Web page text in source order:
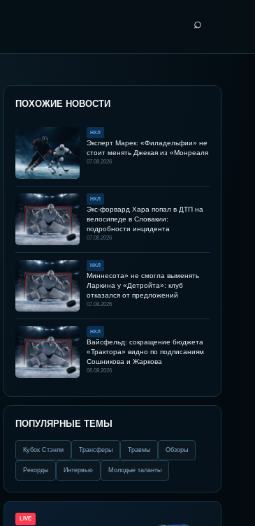
⌕
ПОХОЖИЕ НОВОСТИ
НХЛ
Эксперт Марек: «Филадельфии» не
стоит менять Джекая из «Монреаля
07.08.2026
НХЛ
Экс-форвард Хара попал в ДТП на
велосипеде в Словакии:
подробности инцидента
07.08.2026
НХЛ
Миннесота» не смогла выменять
Ларкина у «Детройта»: клуб
отказался от предложений
07.08.2026
НХЛ
Вайсфельд: сокращение бюджета
«Трактора» видно по подписаниям
Сошникова и Жаркова
06.08.2026
ПОПУЛЯРНЫЕ ТЕМЫ
Кубок Стэнли Трансферы Травмы Обзоры
Рекорды Интервью Молодые таланты
LIVE